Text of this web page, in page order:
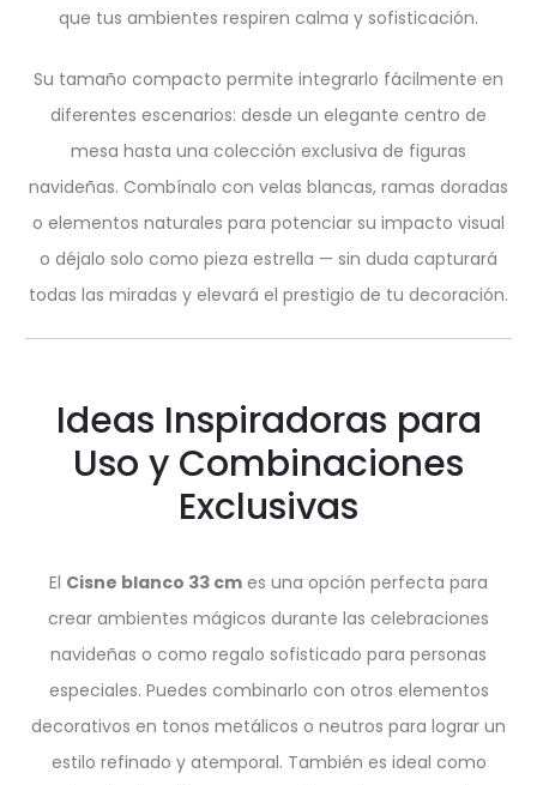
que tus ambientes respiren calma y sofisticación.
Su tamaño compacto permite integrarlo fácilmente en
diferentes escenarios: desde un elegante centro de
mesa hasta una colección exclusiva de figuras
navideñas. Combínalo con velas blancas, ramas doradas
o elementos naturales para potenciar su impacto visual
o déjalo solo como pieza estrella — sin duda capturará
todas las miradas y elevará el prestigio de tu decoración.
Ideas Inspiradoras para
Uso y Combinaciones
Exclusivas
El Cisne blanco 33 cm es una opción perfecta para
crear ambientes mágicos durante las celebraciones
navideñas o como regalo sofisticado para personas
especiales. Puedes combinarlo con otros elementos
decorativos en tonos metálicos o neutros para lograr un
estilo refinado y atemporal. También es ideal como